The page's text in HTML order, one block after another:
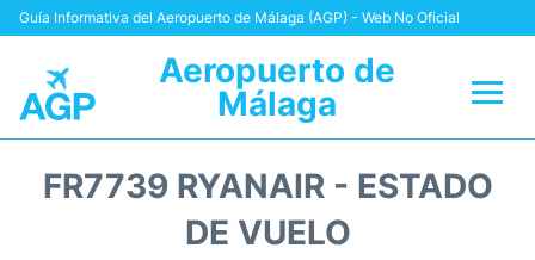
Guía Informativa del Aeropuerto de Málaga (AGP) - Web No Oficial
Aeropuerto de
Málaga
FR7739 RYANAIR - ESTADO
DE VUELO